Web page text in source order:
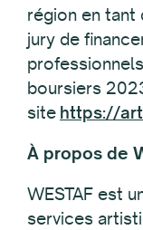
région en tant
jury de
boursiers
site https://
À propos de
WESTAF est
services